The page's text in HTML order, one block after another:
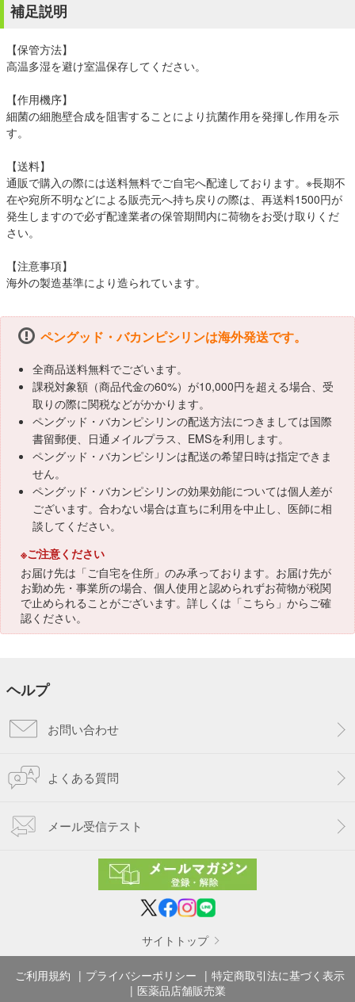
補足説明
【保管方法】
高温多湿を避け室温保存してください。
【作用機序】
細菌の細胞壁合成を阻害することにより抗菌作用を発揮し作用を示
す。
【送料】
通販で購入の際には送料無料でご自宅へ配達しております。※長期不
在や宛所不明などによる販売元へ持ち戻りの際は、再送料1500円が
発生しますので必ず配達業者の保管期間内に荷物をお受け取りくだ
さい。
【注意事項】
海外の製造基準により造られています。
ペングッド・バカンピシリンは海外発送です。
全商品送料無料でございます。
課税対象額（商品代金の60%）が10,000円を超える場合、受
取りの際に関税などがかかります。
ペングッド・バカンピシリンの配送方法につきましては国際
書留郵便、日通メイルプラス、EMSを利用します。
ペングッド・バカンピシリンは配送の希望日時は指定できま
せん。
ペングッド・バカンピシリンの効果効能については個人差が
ございます。合わない場合は直ちに利用を中止し、医師に相
談してください。
※ご注意ください
お届け先は「ご自宅を住所」のみ承っております。お届け先が
お勤め先・事業所の場合、個人使用と認められずお荷物が税関
で止められることがございます。詳しくは「こちら 」からご確
認ください。
ヘルプ
お問い合わせ
よくある質問
メール受信テスト
サイトトップ
ご利用規約 プライバシーポリシー
特定商取引法に基づく表示
医薬品店舗販売業